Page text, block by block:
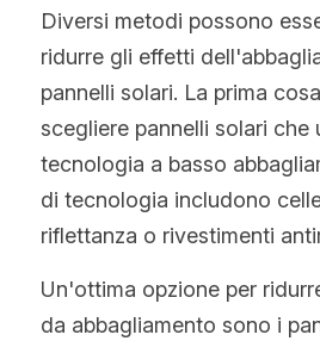
Diversi metodi possono
ridurre gli effetti
pannelli solari. La prima
scegliere pannelli solari che
tecnologia a basso
di tecnologia includono
riflettanza o rivestimenti
Un'ottima opzione per
da abbagliamento sono i